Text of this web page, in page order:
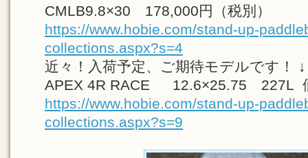
CMLB9.8×30 178,000円（税別）
https://www.hobie.com/stand-up-
collections.aspx?s=4
近々！入荷予定、ご期待モデルです！ ↓
APEX 4R RACE 12.6×25.75 227L
https://www.hobie.com/stand-up-
collections.aspx?s=9